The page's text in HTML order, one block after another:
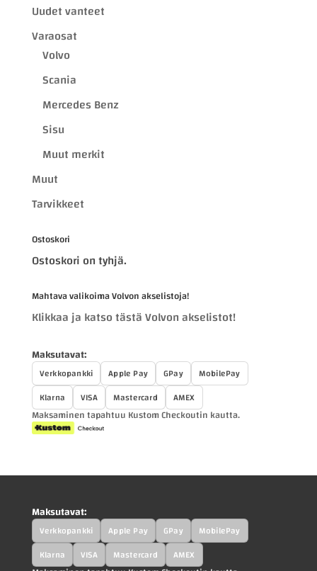
Uudet vanteet
Varaosat
Volvo
Scania
Mercedes Benz
Sisu
Muut merkit
Muut
Tarvikkeet
Ostoskori
Ostoskori on tyhjä.
Mahtava valikoima Volvon akselistoja!
Klikkaa ja katso tästä Volvon akselistot!
Maksutavat:
Verkkopankki Apple Pay GPay
MobilePay
Klarna
VISA Mastercard AMEX
Maksaminen tapahtuu Kustom Checkoutin kautta.
Maksutavat:
Verkkopankki Apple Pay GPay
MobilePay
Klarna
VISA Mastercard AMEX